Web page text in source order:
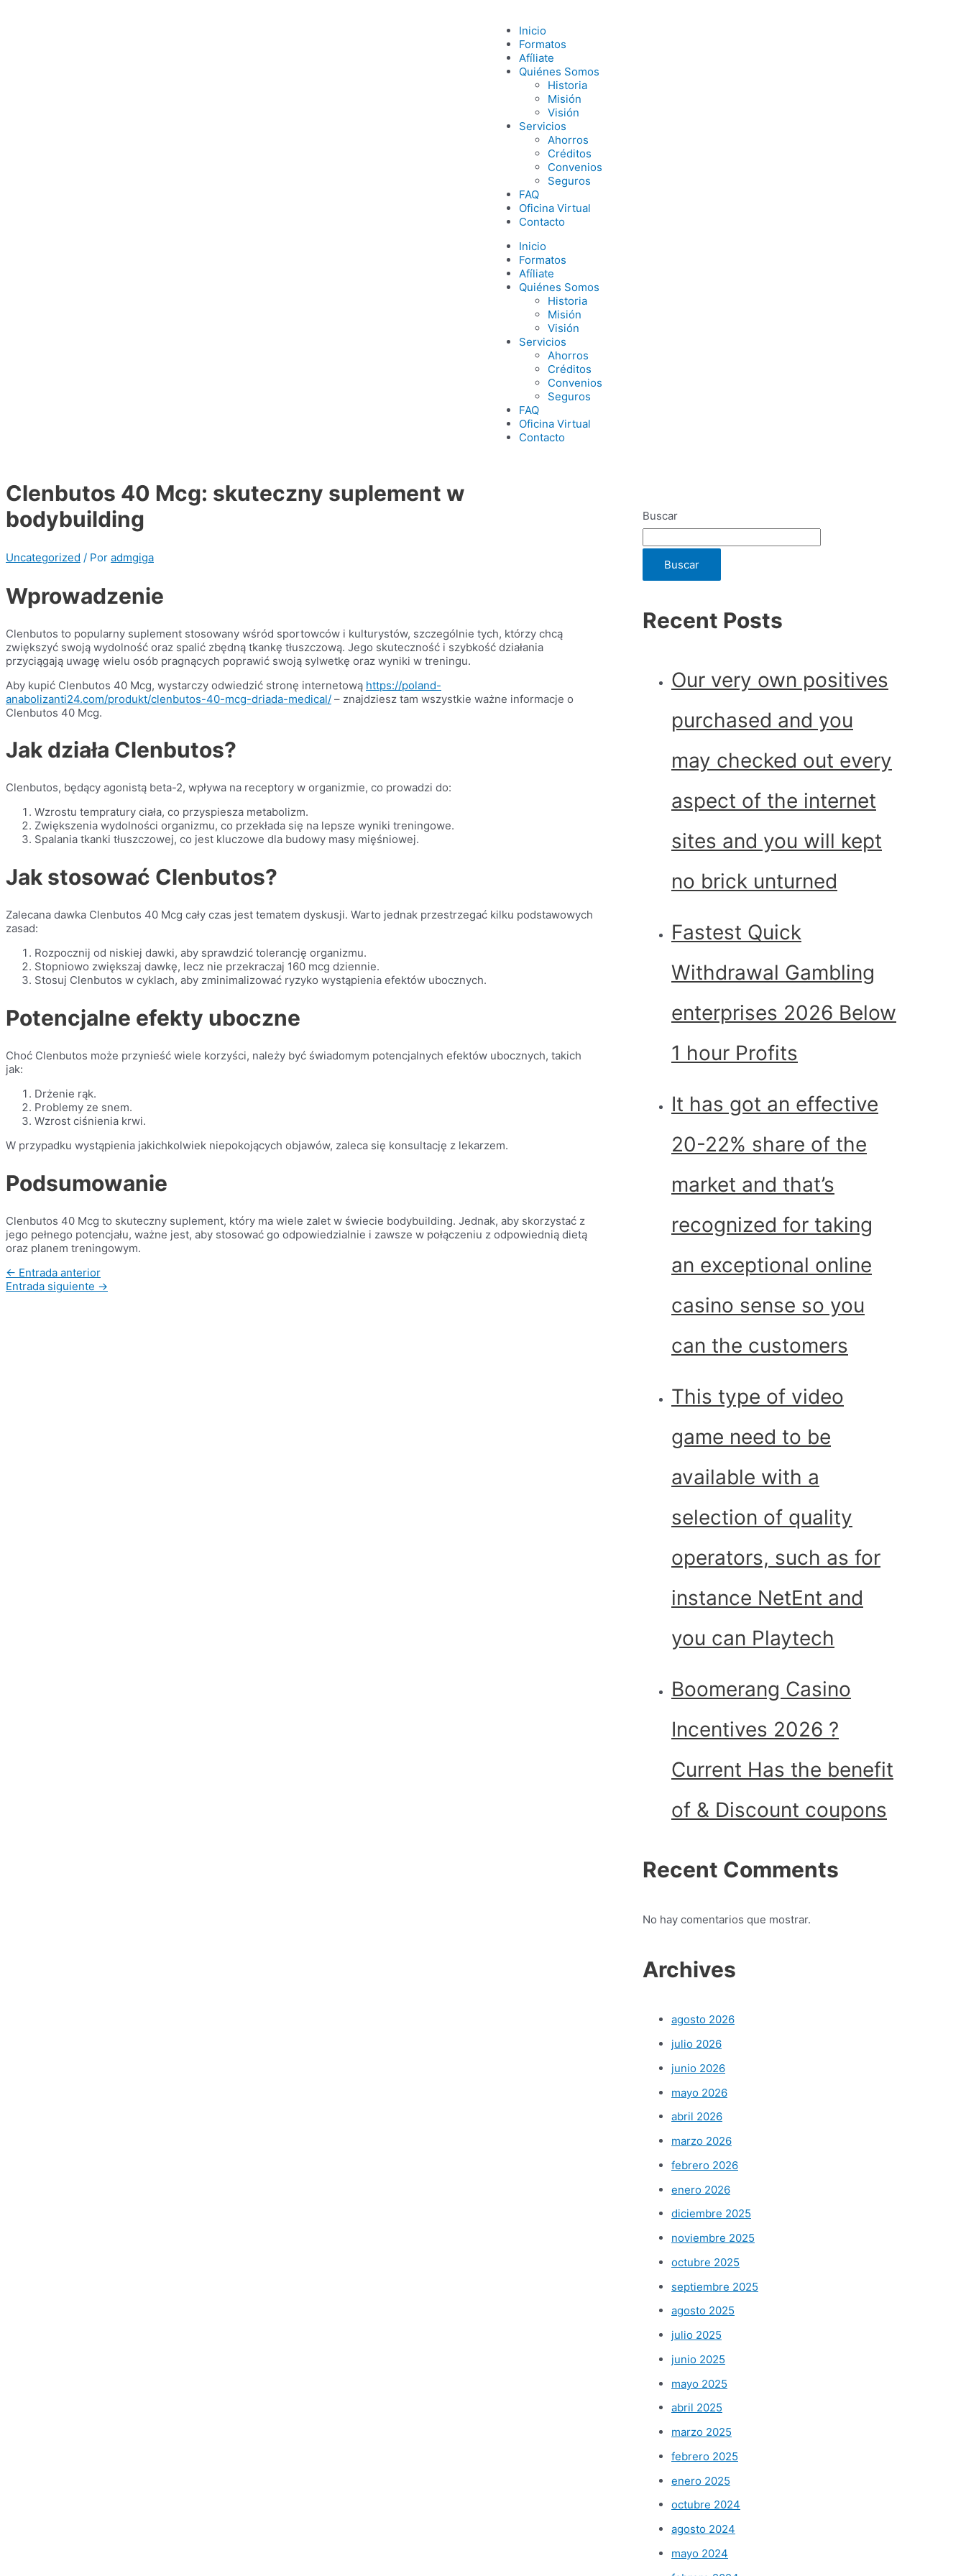
Inicio
Formatos
Afíliate
Quiénes Somos
Historia
Misión
Visión
Servicios
Ahorros
Créditos
Convenios
Seguros
FAQ
Oficina Virtual
Contacto
Inicio
Formatos
Afíliate
Quiénes Somos
Historia
Misión
Visión
Servicios
Ahorros
Créditos
Convenios
Seguros
FAQ
Oficina Virtual
Contacto
Clenbutos 40 Mcg: skuteczny suplement w
bodybuilding
Uncategorized / Por admgiga
Wprowadzenie
Clenbutos to popularny suplement stosowany wśród sportowców i kulturystów, szczególnie tych, którzy chcą
zwiększyć swoją wydolność oraz spalić zbędną tkankę tłuszczową. Jego skuteczność i szybkość działania
przyciągają uwagę wielu osób pragnących poprawić swoją sylwetkę oraz wyniki w treningu.
Aby kupić Clenbutos 40 Mcg, wystarczy odwiedzić stronę internetową https://poland-
anabolizanti24.com/produkt/clenbutos-40-mcg-driada-medical/ – znajdziesz tam wszystkie ważne informacje o
Clenbutos 40 Mcg.
Jak działa Clenbutos?
Clenbutos, będący agonistą beta-2, wpływa na receptory w organizmie, co prowadzi do:
Wzrostu tempratury ciała, co przyspiesza metabolizm.
Zwiększenia wydolności organizmu, co przekłada się na lepsze wyniki treningowe.
Spalania tkanki tłuszczowej, co jest kluczowe dla budowy masy mięśniowej.
Jak stosować Clenbutos?
Zalecana dawka Clenbutos 40 Mcg cały czas jest tematem dyskusji. Warto jednak przestrzegać kilku podstawowych
zasad:
Rozpocznij od niskiej dawki, aby sprawdzić tolerancję organizmu.
Stopniowo zwiększaj dawkę, lecz nie przekraczaj 160 mcg dziennie.
Stosuj Clenbutos w cyklach, aby zminimalizować ryzyko wystąpienia efektów ubocznych.
Potencjalne efekty uboczne
Choć Clenbutos może przynieść wiele korzyści, należy być świadomym potencjalnych efektów ubocznych, takich
jak:
Drżenie rąk.
Problemy ze snem.
Wzrost ciśnienia krwi.
W przypadku wystąpienia jakichkolwiek niepokojących objawów, zaleca się konsultację z lekarzem.
Podsumowanie
Clenbutos 40 Mcg to skuteczny suplement, który ma wiele zalet w świecie bodybuilding. Jednak, aby skorzystać z
jego pełnego potencjału, ważne jest, aby stosować go odpowiedzialnie i zawsze w połączeniu z odpowiednią dietą
oraz planem treningowym.
← Entrada anterior
Entrada siguiente →
Buscar
Buscar
Recent Posts
Our very own positives
purchased and you
may checked out every
aspect of the internet
sites and you will kept
no brick unturned
Fastest Quick
Withdrawal Gambling
enterprises 2026 Below
1 hour Profits
It has got an effective
20-22% share of the
market and that’s
recognized for taking
an exceptional online
casino sense so you
can the customers
This type of video
game need to be
available with a
selection of quality
operators, such as for
instance NetEnt and
you can Playtech
Boomerang Casino
Incentives 2026 ?
Current Has the benefit
of & Discount coupons
Recent Comments
No hay comentarios que mostrar.
Archives
agosto 2026
julio 2026
junio 2026
mayo 2026
abril 2026
marzo 2026
febrero 2026
enero 2026
diciembre 2025
noviembre 2025
octubre 2025
septiembre 2025
agosto 2025
julio 2025
junio 2025
mayo 2025
abril 2025
marzo 2025
febrero 2025
enero 2025
octubre 2024
agosto 2024
mayo 2024